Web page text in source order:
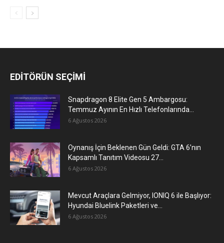
EDİTÖRÜN SEÇİMİ
Snapdragon 8 Elite Gen 5 Ambargosu:
Temmuz Ayının En Hızlı Telefonlarında...
6 Ağustos 2026
Oynanış İçin Beklenen Gün Geldi: GTA 6’nın
Kapsamlı Tanıtım Videosu 27...
6 Ağustos 2026
Mevcut Araçlara Gelmiyor, IONIQ 6 ile Başlıyor:
Hyundai Bluelink Paketleri ve...
6 Ağustos 2026